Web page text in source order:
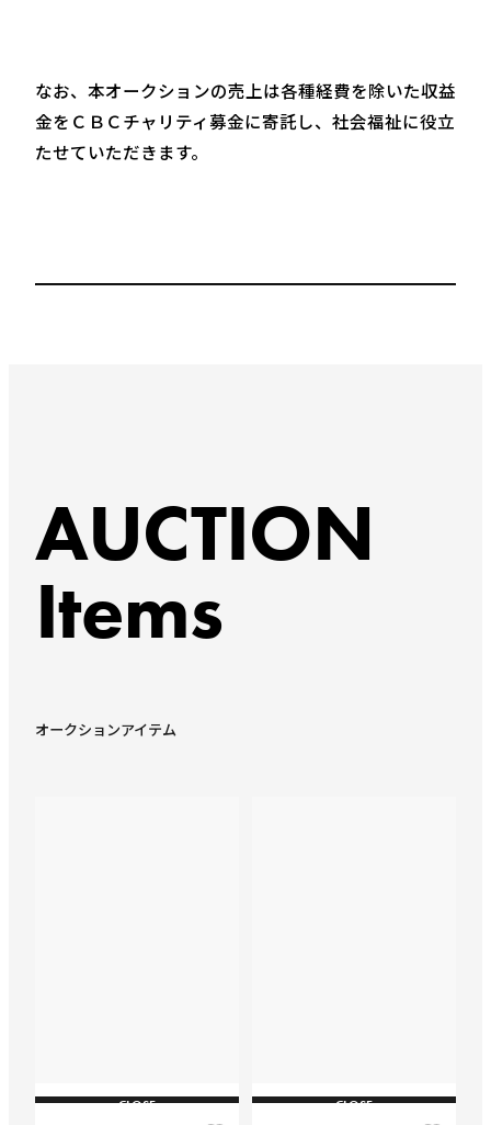
なお、本オークションの売上は各種経費を除いた収益
金をＣＢＣチャリティ募金に寄託し、社会福祉に役立
たせていただきます。
AUCTION
Items
オークションアイテム
CLOSE CLOSE